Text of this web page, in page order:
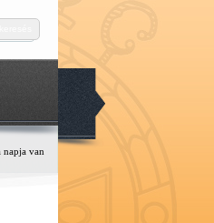
napja van